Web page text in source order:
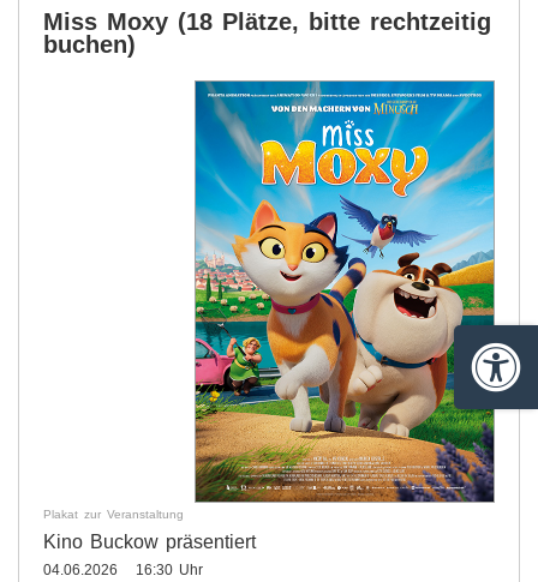
Miss Moxy (18 Plätze, bitte rechtzeitig
buchen)
Plakat zur Veranstaltung
Kino Buckow präsentiert
04.06.2026 16:30 Uhr